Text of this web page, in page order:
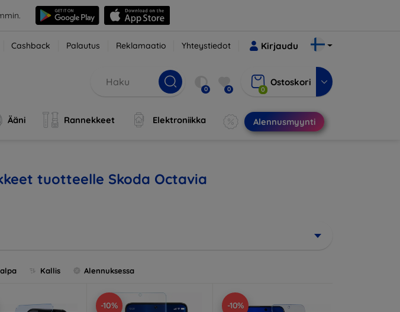
Cashback Palautus Reklamaatio Yhteystiedot Kirjaudu
0 0 0
Ostoskori
Ääni Rannekkeet Elektroniikka Alennusmyynti
tuotteelle Skoda Octavia
Kallis Alennuksessa
-10% -10%